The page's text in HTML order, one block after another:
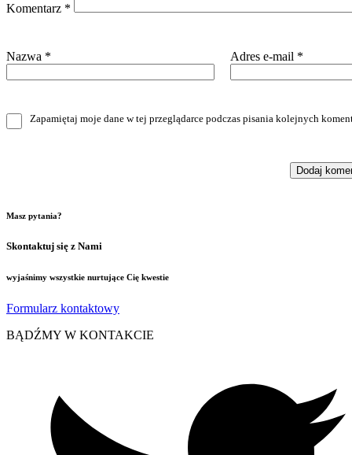
Komentarz *
Nazwa * Adres e-mail *
Zapamiętaj moje dane w tej przeglądarce podczas pisania kolejnych
Masz pytania?
Skontaktuj się z Nami
wyjaśnimy wszystkie nurtujące Cię kwestie
Formularz kontaktowy
BĄDŹMY W KONTAKCIE